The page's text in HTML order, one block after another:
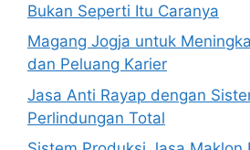
Bukan Seperti Itu Caranya
Magang Jogja untuk
dan Peluang Karier
Jasa Anti Rayap dengan
Perlindungan Total